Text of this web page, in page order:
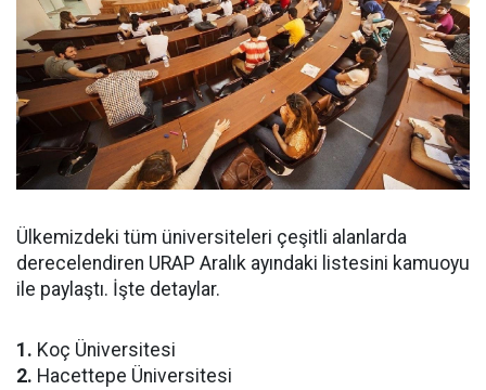
Ülkemizdeki tüm üniversiteleri çeşitli alanlarda
derecelendiren URAP Aralık ayındaki listesini kamuoyu
ile paylaştı. İşte detaylar.
1. Koç Üniversitesi
2. Hacettepe Üniversitesi